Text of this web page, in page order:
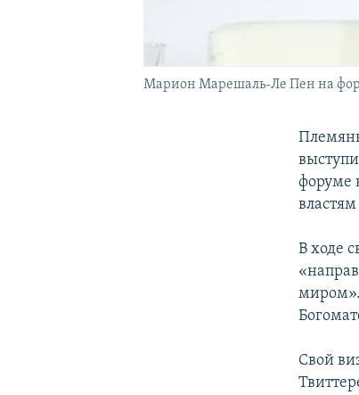
Марион Марешаль-Ле Пен на
форуме
В ходе
Свой